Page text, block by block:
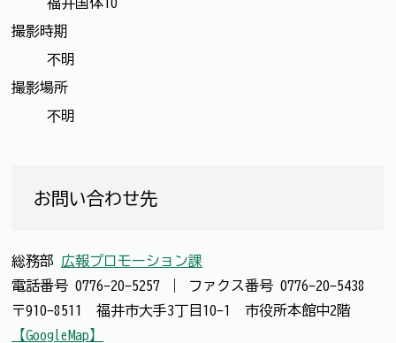
撮影時期
不明
撮影場所
不明
お問い合わせ先
総務部 広報プロモーション課
電話番号 0776-20-5257 ファクス番号 0776-20-5438
〒910-8511 福井市大手3丁目10-1 市役所本館中2階
【GoogleMap】